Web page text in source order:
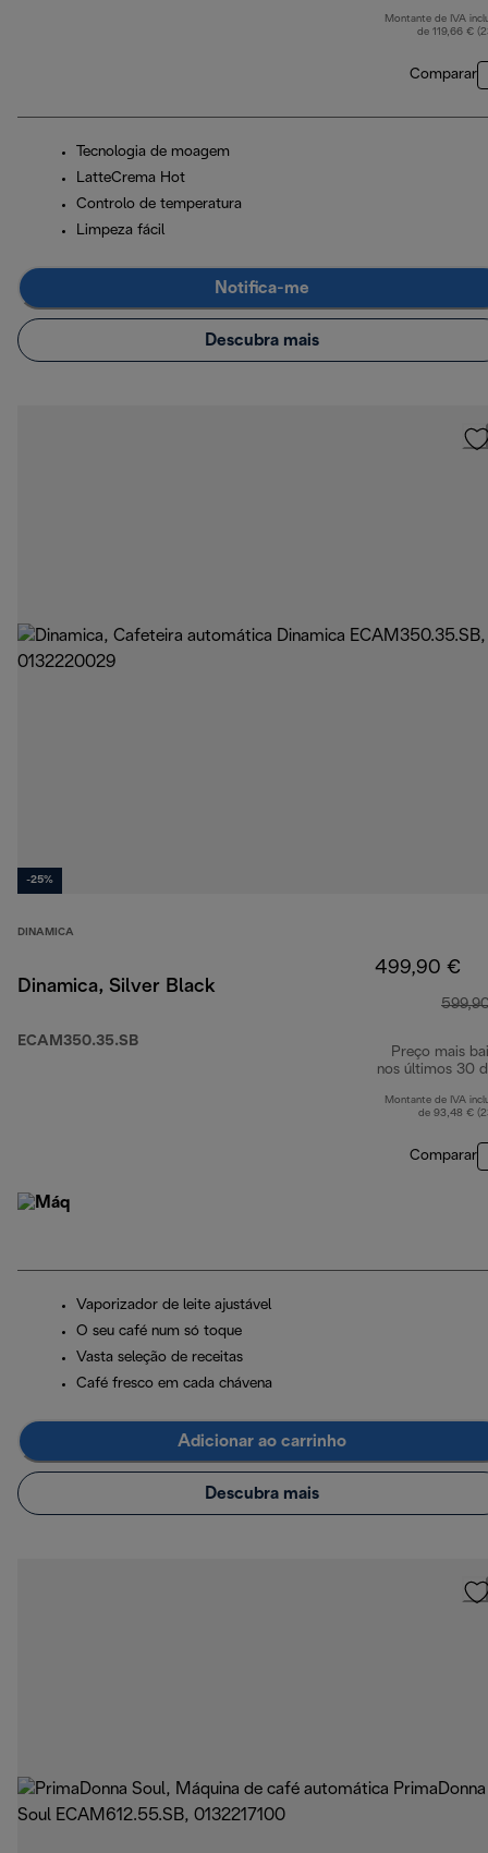
Montante de IVA
de 119,66 €
Comparar
Tecnologia de moagem
LatteCrema Hot
Controlo de temperatura
Limpeza fácil
Notifica-me
Descubra mais
-25%
DINAMICA
Dinamica, Silver Black
ECAM350.35.SB
499,90 €
Preço mais
nos últimos 30
Montante de IVA
de 93,48 €
Comparar
Vaporizador de leite ajustável
O seu café num só toque
Vasta seleção de receitas
Café fresco em cada chávena
Adicionar ao carrinho
Descubra mais